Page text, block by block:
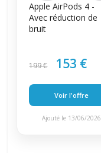
Apple AirPods 4 -
Avec réduction de
bruit
199 € 153 €
Voir l'offre
Ajouté le 13/06/2026